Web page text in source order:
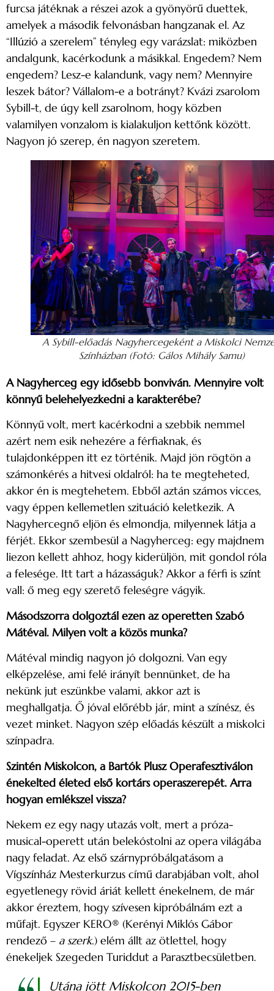
furcsa játéknak a részei azok a gyönyörű duettek,
amelyek a második felvonásban hangzanak el. Az
“Illúzió a szerelem” tényleg egy varázslat: miközben
andalgunk, kacérkodunk a másikkal. Engedem? Nem
engedem? Lesz-e kalandunk, vagy nem? Mennyire
leszek bátor? Vállalom-e a botrányt? Kvázi zsarolom
Sybill-t, de úgy kell zsarolnom, hogy közben
valamilyen vonzalom is kialakuljon kettőnk között.
Nagyon jó szerep, én nagyon szeretem.
A Sybill-előadás Nagyhercegeként a Miskolci
Színházban (Fotó: Gálos Mihály Samu)
A Nagyherceg egy idősebb bonviván. Mennyire volt
könnyű belehelyezkedni a karakterébe?
Könnyű volt, mert kacérkodni a szebbik nemmel
azért nem esik nehezére a férfiaknak, és
tulajdonképpen itt ez történik. Majd jön rögtön a
számonkérés a hitvesi oldalról: ha te megteheted,
akkor én is megtehetem. Ebből aztán számos vicces,
vagy éppen kellemetlen szituáció keletkezik. A
Nagyhercegnő eljön és elmondja, milyennek látja a
férjét. Ekkor szembesül a Nagyherceg: egy majdnem
liezon kellett ahhoz, hogy kiderüljön, mit gondol róla
a felesége. Itt tart a házasságuk? Akkor a férfi is színt
vall: ő meg egy szerető feleségre vágyik.
Másodszorra dolgoztál ezen az operetten Szabó
Mátéval. Milyen volt a közös munka?
Mátéval mindig nagyon jó dolgozni. Van egy
elképzelése, ami felé irányít bennünket, de ha
nekünk jut eszünkbe valami, akkor azt is
meghallgatja. Ő jóval előrébb jár, mint a színész, és
vezet minket. Nagyon szép előadás készült a miskolci
színpadra.
Szintén Miskolcon, a Bartók Plusz Operafesztiválon
énekelted életed első kortárs operaszerepét. Arra
hogyan emlékszel vissza?
Nekem ez egy nagy utazás volt, mert a próza-
musical-operett után belekóstolni az opera világába
nagy feladat. Az első szárnypróbálgatásom a
Vígszínház Mesterkurzus című darabjában volt, ahol
egyetlenegy rövid áriát kellett énekelnem, de már
akkor éreztem, hogy szívesen kipróbálnám ezt a
műfajt. Egyszer KERO® (Kerényi Miklós Gábor
rendező – a szerk.) elém állt az ötlettel, hogy
énekeljek Szegeden Turiddut a Parasztbecsületben.
Utána jött Miskolcon 2015-ben